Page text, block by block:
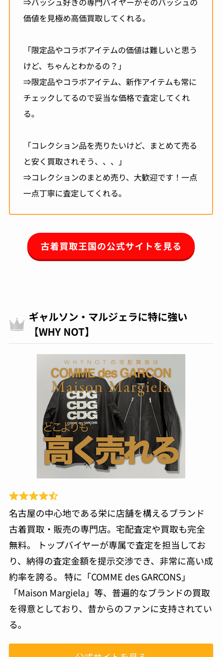
価値を見極め高価買取してくれる。
「限定品やコラボアイテムの価値は難しいと思う
けど、ちゃんとわかるの？」
⇒限定品やコラボアイテム、新作アイテムも常に
チェックしてるので妥当な価格で査定してくれ
る。
「コレクション品を売りたいけど、まとめて売る
と安く買取されそう、、、」
⇒コレクションのまとめ売り、大歓迎です！一点
一点丁寧に査定してくれる。
古着買取王国の公式サイトを見る
ギャルソン・マルジェラに特に強い
【WHY NOT】
名古屋の中心地である栄に店舗を構えるブランド
古着買取・販売の専門店。宅配査定や買取も完全
無料。 トップバイヤーが専属で査定を担当してお
り、納得の査定金額を提示交渉でき、非常に高い成
約率を誇る。 特に「COMME des GARCONS」
「Maison Margiela」等、普遍的なブランドの買取
を得意としており、昔からのファンに支持されてい
る。